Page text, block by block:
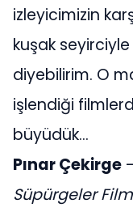
izleyicimizin
kuşak
diyebilirim. O
işlendiği
büyüdük…
Pınar Çekirge
Süpürgeler